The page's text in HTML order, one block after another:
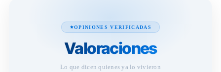
OPINIONES VERIFICADAS
Valoraciones
Lo que dicen quienes ya lo vivieron